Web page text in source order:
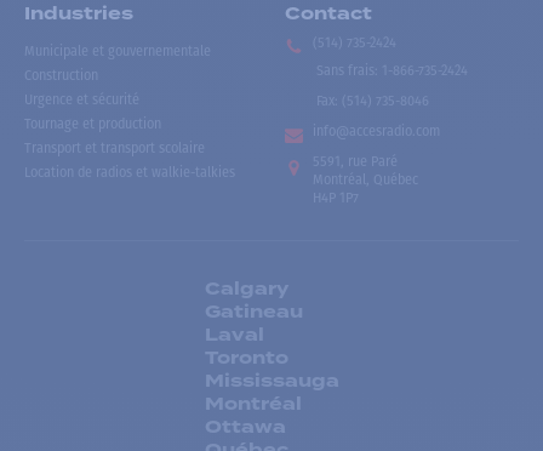
Industries
Municipale et gouvernementale
Construction
Urgence et sécurité
Tournage et production
Transport et transport scolaire
Location de radios et walkie-talkies
Contact
(514) 735-2424
Sans frais
1-866-735-2424
Fax:
(514) 735-8046
info@accesradio.com
5591, rue Paré
Montréal, Québec
H4P 1P7
Calgary
Gatineau
Laval
Toronto
Mississauga
Montréal
Ottawa